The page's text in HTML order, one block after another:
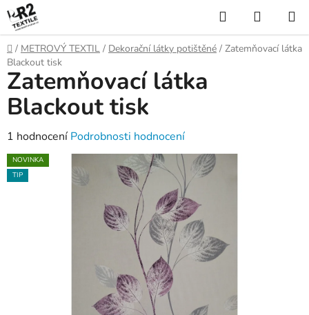
Přejít
na
obsah
Hledat
KOŠÍK
Domů
/ METROVÝ TEXTIL / Dekorační látky potištěné / Zatemňovací látka
Blackout tisk
Zatemňovací látka
Blackout tisk
Průměrné
hodnocení
produktu
1 hodnocení Podrobnosti hodnocení
NOVINKA
TIP